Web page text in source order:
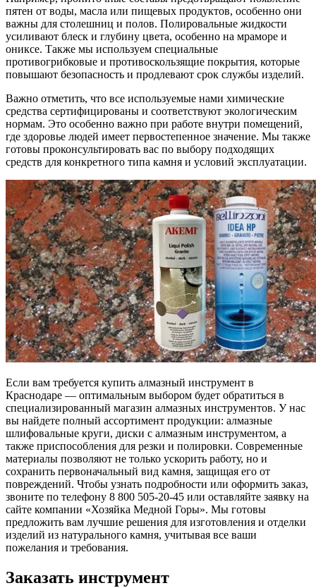
пятен от воды, масла или пищевых продуктов, особенно они
важны для столешниц и полов. Полировальные жидкости
усиливают блеск и глубину цвета, особенно на мраморе и
ониксе. Также мы используем специальные
противогрибковые и противоскользящие покрытия, которые
повышают безопасность и продлевают срок службы изделий.
Важно отметить, что все используемые нами химические
средства сертифицированы и соответствуют экологическим
нормам. Это особенно важно при работе внутри помещений,
где здоровье людей имеет первостепенное значение. Мы также
готовы проконсультировать вас по выбору подходящих
средств для конкретного типа камня и условий эксплуатации.
Если вам требуется купить алмазный инструмент в
Краснодаре — оптимальным выбором будет обратиться в
специализированный магазин алмазных инструментов. У нас
вы найдете полный ассортимент продукции: алмазные
шлифовальные круги, диски с алмазным инструментом, а
также приспособления для резки и полировки. Современные
материалы позволяют не только ускорить работу, но и
сохранить первоначальный вид камня, защищая его от
повреждений. Чтобы узнать подробности или оформить заказ,
звоните по телефону 8 800 505-20-45 или оставляйте заявку на
сайте компании «Хозяйка Медной Горы». Мы готовы
предложить вам лучшие решения для изготовления и отделки
изделий из натурального камня, учитывая все ваши
пожелания и требования.
Заказать инструмент